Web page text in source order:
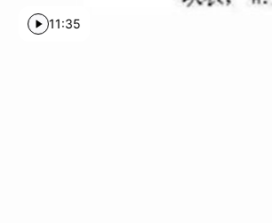
11:35